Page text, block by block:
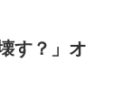
す？」オ